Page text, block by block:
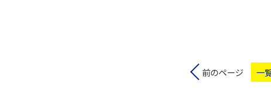
前のページ 一